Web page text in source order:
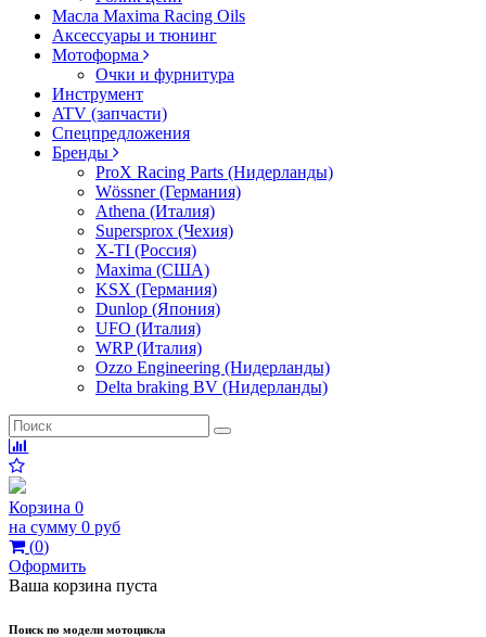
Масла Maxima Racing Oils
Аксессуары и тюнинг
Мотоформа
Очки и фурнитура
Инструмент
ATV (запчасти)
Спецпредложения
Бренды
ProX Racing Parts (Нидерланды)
Wössner (Германия)
Athena (Италия)
Supersprox (Чехия)
X-TI (Россия)
Maxima (США)
KSX (Германия)
Dunlop (Япония)
UFO (Италия)
WRP (Италия)
Ozzo Engineering (Нидерланды)
Delta braking BV (Нидерланды)
Корзина 0
на сумму 0 руб
(0)
Оформить
Ваша корзина пуста
Поиск по модели мотоцикла